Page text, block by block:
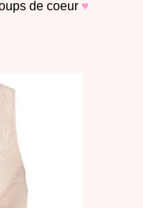
de coeur ♥